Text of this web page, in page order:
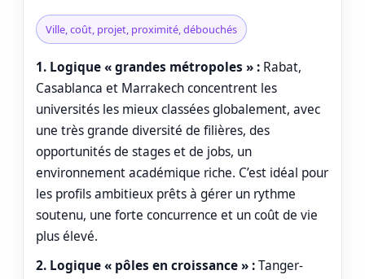
Ville, coût, projet, proximité, débouchés
1. Logique « grandes métropoles » : Rabat,
Casablanca et Marrakech concentrent les
universités les mieux classées globalement, avec
une très grande diversité de filières, des
opportunités de stages et de jobs, un
environnement académique riche. C’est idéal pour
les profils ambitieux prêts à gérer un rythme
soutenu, une forte concurrence et un coût de vie
plus élevé.
2. Logique « pôles en croissance » :Tanger-